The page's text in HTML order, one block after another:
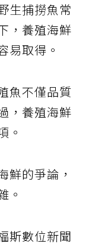
生捕撈魚常
，養殖海鮮
易取得。
魚不僅品質
，養殖海鮮
。
鮮的爭論，
。
斯數位新聞